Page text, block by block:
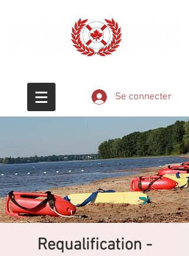
Se connecter
Requalification -